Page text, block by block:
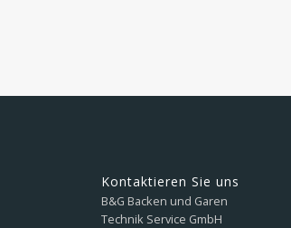
Kontaktieren Sie uns
B&G Backen und Garen
Technik Service GmbH